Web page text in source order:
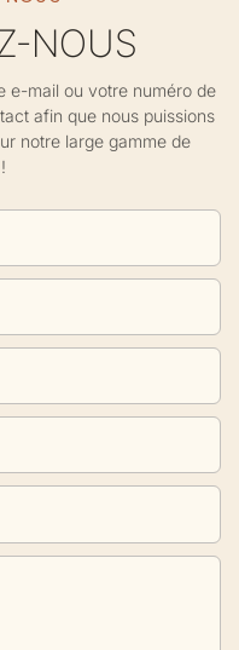
NOUS
e-mail ou votre numéro de
afin que nous puissions
notre large gamme de